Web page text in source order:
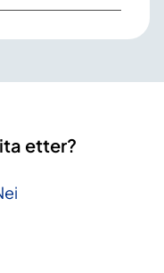
etter?